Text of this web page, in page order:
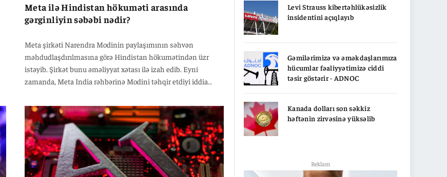
Meta ilə Hindistan hökuməti arasında
gərginliyin səbəbi nədir?
Meta şirkəti Narendra Modinin paylaşımının səhvən
məhdudlaşdırılmasına görə Hindistan hökumətindən üzr
istəyib. Şirkət bunu əməliyyat xətası ilə izah edib. Eyni
zamanda, Meta India rəhbərinə Modini təhqir etdiyi iddia
məlumatına görə, Mark Zukerberq də Hindistan hökuməti
qarşısında platformalarda uşaq cinsi istismarı materialları və
"deepfake" məzmunla bağlı nöqsanlara görə üzr istəyib. Bu
hadisələr Meta ilə Hindistan hökuməti arasında məzmunun
idarə olunması ilə bağlı gərginliyin davam etdiyini göstərir.
Levi Strauss kibertəhlükəsizlik
insidentini açıqlayıb
Gəmilərimizə və əməkdaşlarımıza
hücumlar fəaliyyətimizə ciddi
təsir göstərir - ADNOC
Kanada dolları son səkkiz
həftənin zirvəsinə yüksəlib
Reklam